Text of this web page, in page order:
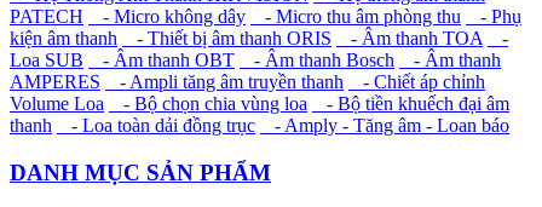
PATECH
- Micro không dây - Micro thu âm phòng thu
- Phụ
kiện âm thanh
- Thiết bị âm thanh ORIS - Âm thanh TOA
-
Loa SUB
- Âm thanh OBT - Âm thanh Bosch
- Âm thanh
AMPERES
- Ampli tăng âm truyền thanh
- Chiết áp chỉnh
Volume Loa
- Bộ chọn chia vùng loa
- Bộ tiền khuếch đại âm
thanh
- Loa toàn dải đồng trục - Amply - Tăng âm - Loan báo
DANH MỤC SẢN PHẨM